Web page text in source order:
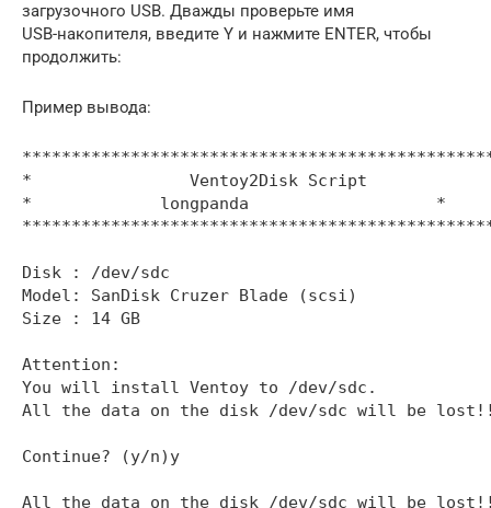
загрузочного USB. Дважды проверьте имя
USB-накопителя, введите Y и нажмите ENTER, чтобы
продолжить:
Пример вывода:
*                Ventoy2Disk Script
*             longpanda                   *
Disk : /dev/sdc
Model: SanDisk Cruzer Blade (scsi)
Size : 14 GB
Attention:
You will install Ventoy to /dev/sdc.
All the data on the disk /dev/sdc will be
Continue? (y/n)y
All the data on the disk /dev/sdc will be